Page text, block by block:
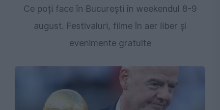
Ce poți face în București în weekendul 8-9
august. Festivaluri, filme în aer liber și
evenimente gratuite